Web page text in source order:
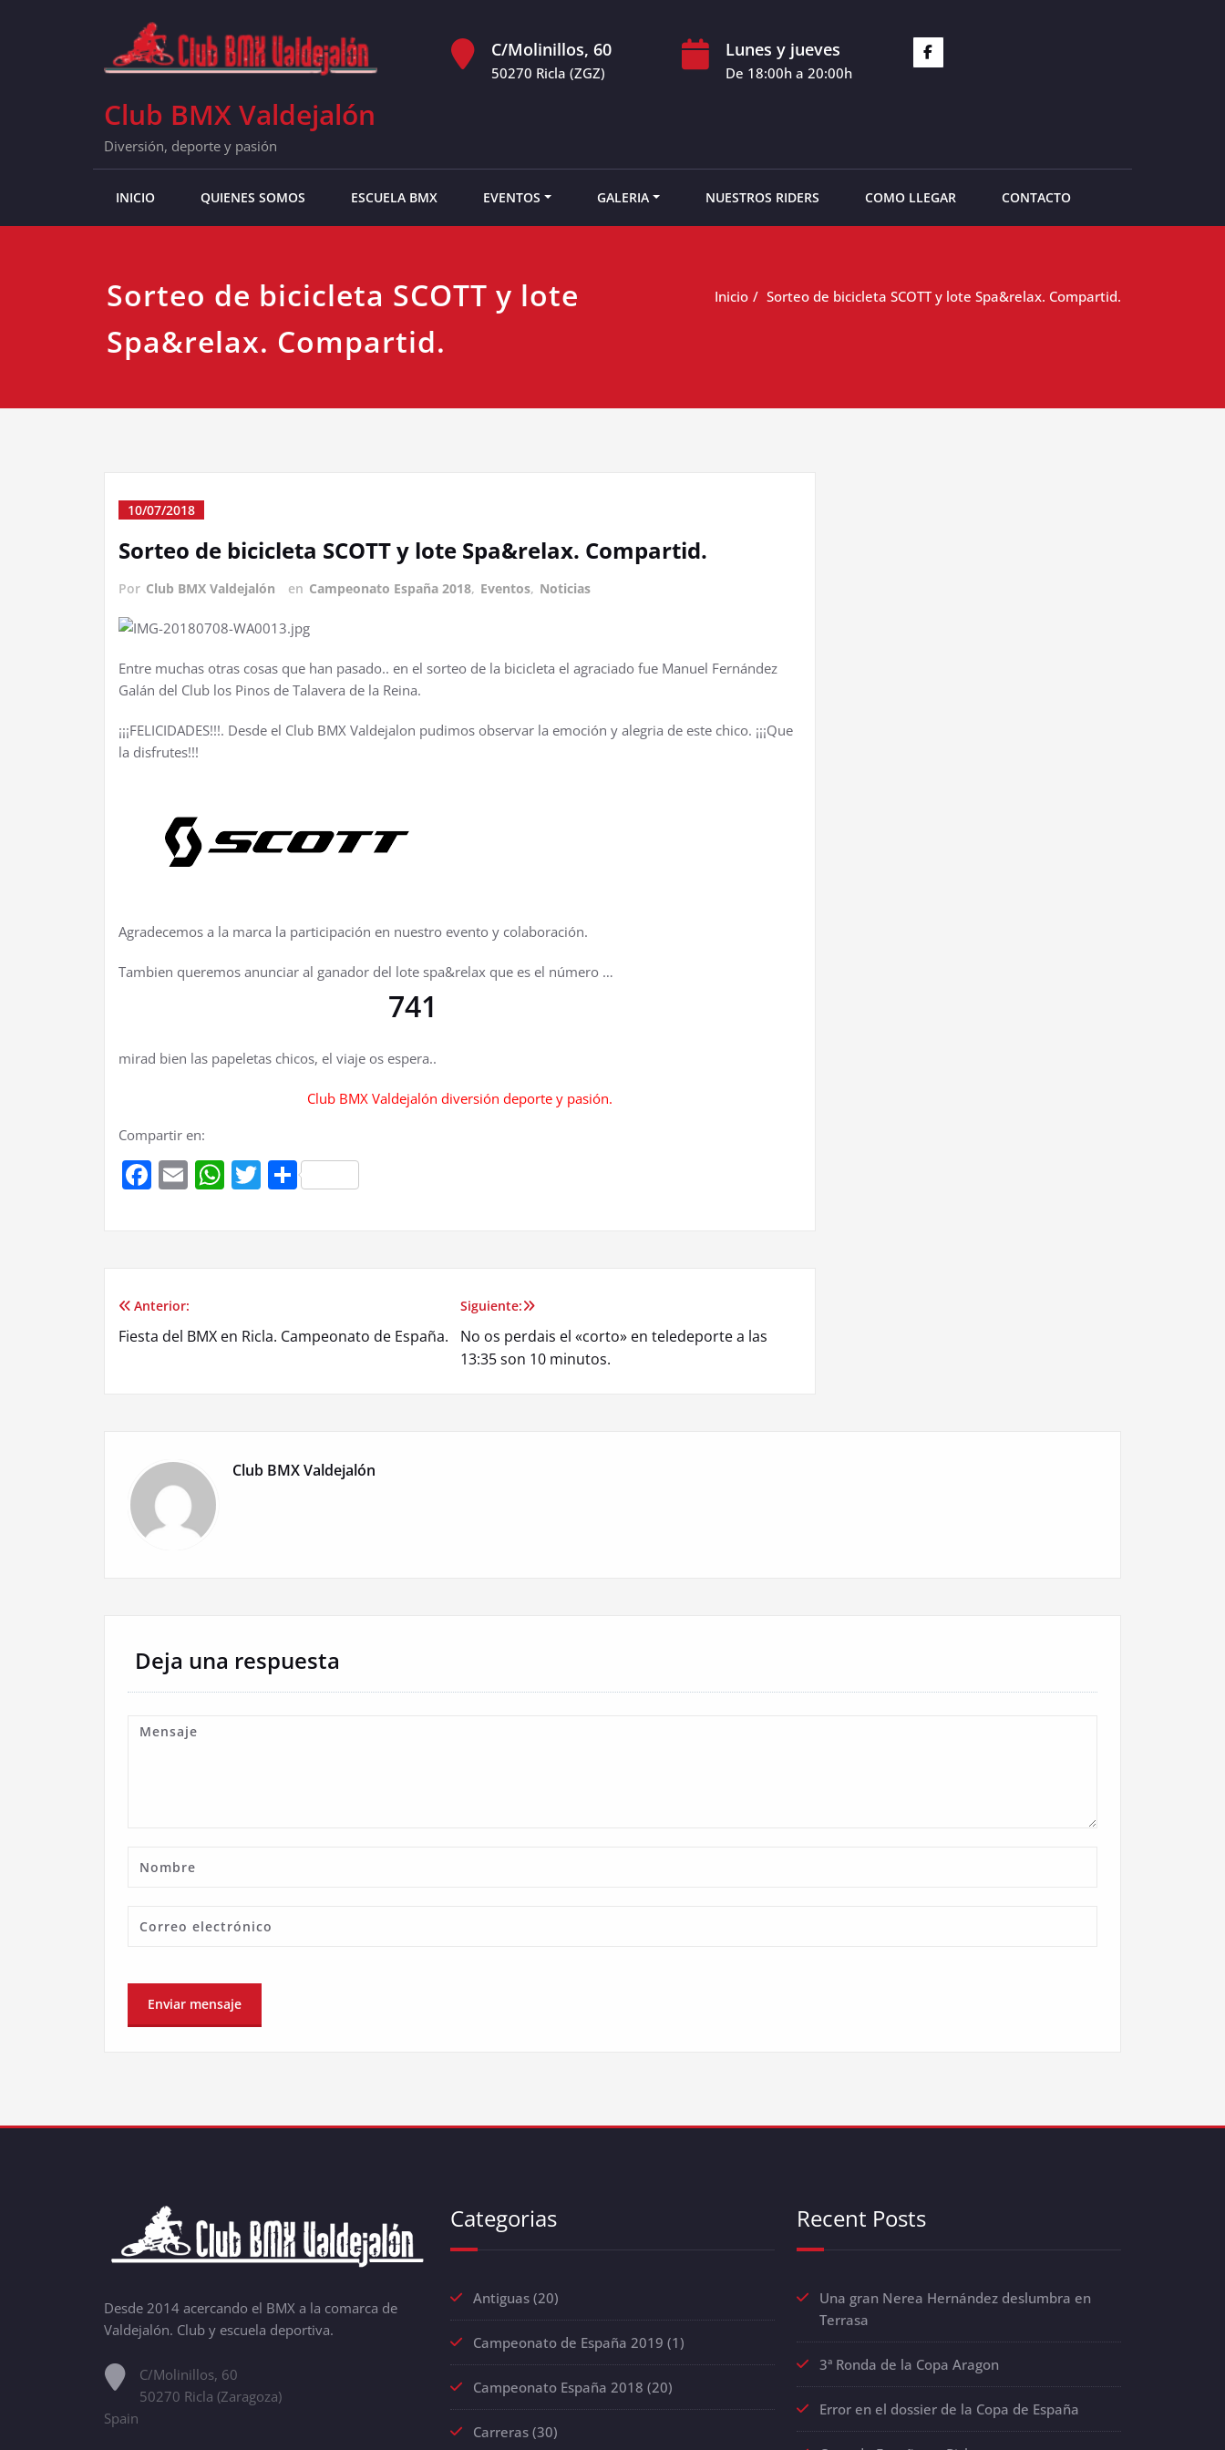
Club BMX Valdejalón
Diversión, deporte y pasión
C/Molinillos, 60
50270 Ricla (ZGZ)
Lunes y jueves
De 18:00h a 20:00h
INICIO QUIENES SOMOS ESCUELA BMX EVENTOS GALERIA NUESTROS RIDERS COMO LLEGAR CONTACTO
Sorteo de bicicleta SCOTT y lote
Spa&relax. Compartid.
Inicio Sorteo de bicicleta SCOTT y lote Spa&relax. Compartid.
10/07/2018
Sorteo de bicicleta SCOTT y lote Spa&relax. Compartid.
Por Club BMX Valdejalón en Campeonato España 2018, Eventos, Noticias
Entre muchas otras cosas que han pasado.. en el sorteo de la bicicleta el agraciado fue Manuel Fernández
Galán del Club los Pinos de Talavera de la Reina.
¡¡¡FELICIDADES!!!. Desde el Club BMX Valdejalon pudimos observar la emoción y alegria de este chico. ¡¡¡Que
la disfrutes!!!
Agradecemos a la marca la participación en nuestro evento y colaboración.
Tambien queremos anunciar al ganador del lote spa&relax que es el número …
741
mirad bien las papeletas chicos, el viaje os espera..
Club BMX Valdejalón diversión deporte y pasión.
Compartir en:
Facebook
EmailWhatsApp
Twitter
Compartir
Navegación
Anterior:
Fiesta del BMX en Ricla. Campeonato de España.
Siguiente:
No os perdais el «corto» en teledeporte a las
13:35 son 10 minutos.
Club BMX Valdejalón
Deja una respuesta
Desde 2014 acercando el BMX a la comarca de
Valdejalón. Club y escuela deportiva.
C/Molinillos, 60
50270 Ricla (Zaragoza)
Spain
Categorias
Antiguas (20)
Campeonato de España 2019 (1)
Campeonato España 2018 (20)
Carreras (30)
Recent Posts
Una gran Nerea Hernández deslumbra en
Terrasa
3ª Ronda de la Copa Aragon
Error en el dossier de la Copa de España